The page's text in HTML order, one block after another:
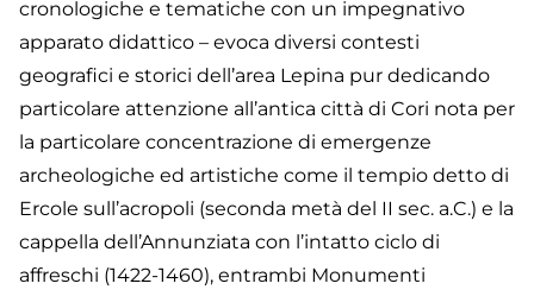
cronologiche e tematiche con un impegnativo
apparato didattico – evoca diversi contesti
geografici e storici dell’area Lepina pur dedicando
particolare attenzione all’antica città di Cori nota per
la particolare concentrazione di emergenze
archeologiche ed artistiche come il tempio detto di
Ercole sull’acropoli (seconda metà del II sec. a.C.) e la
cappella dell’Annunziata con l’intatto ciclo di
affreschi (1422-1460), entrambi Monumenti